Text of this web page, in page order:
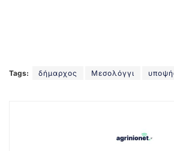
Tags: δήμαρχος Μεσολόγγι